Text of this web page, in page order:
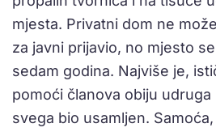
mjesta. Privatni dom ne
za javni prijavio, no mjesto
sedam godina. Najviše je,
pomoći članova obiju
svega bio usamljen.